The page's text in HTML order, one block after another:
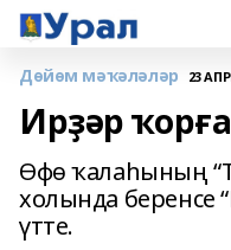
Дөйөм мәҡәләләр 23
Ирҙәр
Өфө ҡалаһының
холында беренсе
үтте.